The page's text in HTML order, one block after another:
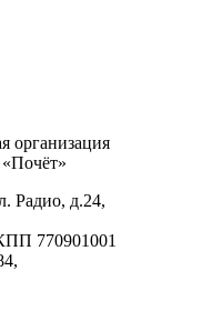
организация
Радио, д.24,
770901001